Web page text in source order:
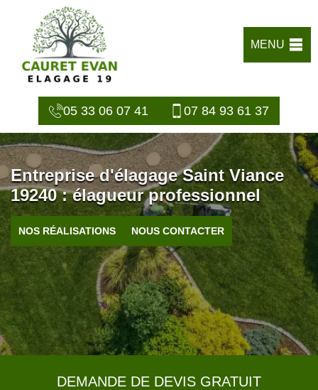
MENU
05 33 06 07 41 07 84 93 61 37
Entreprise d'élagage Saint Viance
19240 : élagueur professionnel
NOS RÉALISATIONS NOUS CONTACTER
DEMANDE DE DEVIS GRATUIT